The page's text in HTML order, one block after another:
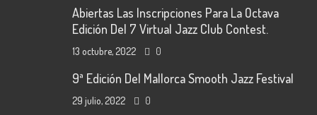
Abiertas Las Inscripciones Para La Octava
Edición Del 7 Virtual Jazz Club Contest.
13 octubre, 2022 0
9ª Edición Del Mallorca Smooth Jazz Festival
29 julio, 2022 0